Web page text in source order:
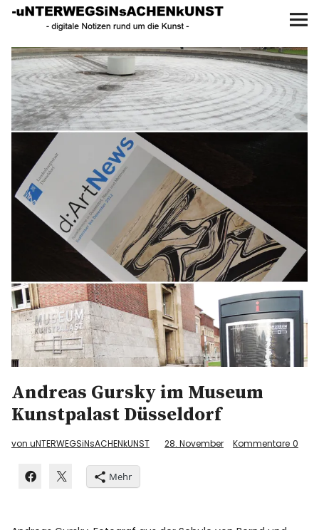
UNTERWEGS IN SACHEN
KUNST
Start
AKTUELLE AUSSTELLUNGEN
KUNSTSPAZIERGÄNGE
ÜBER
UNSER BUCH
f I P
Andreas Gursky im Museum
Kunstpalast Düsseldorf
von uNTERWEGSiNsACHENkUNST 28. November Kommentare 0
Mehr